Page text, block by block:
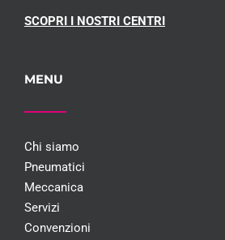
SCOPRI I NOSTRI CENTRI
MENU
Chi siamo
Pneumatici
Meccanica
Servizi
Convenzioni